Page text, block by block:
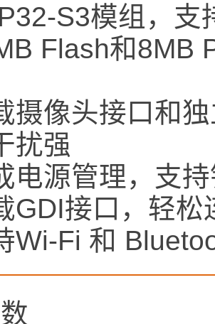
S3模组，支
Flash和8MB
摄像头接口和
扰强
电源管理，支
GDI接口，轻松
Wi-Fi 和